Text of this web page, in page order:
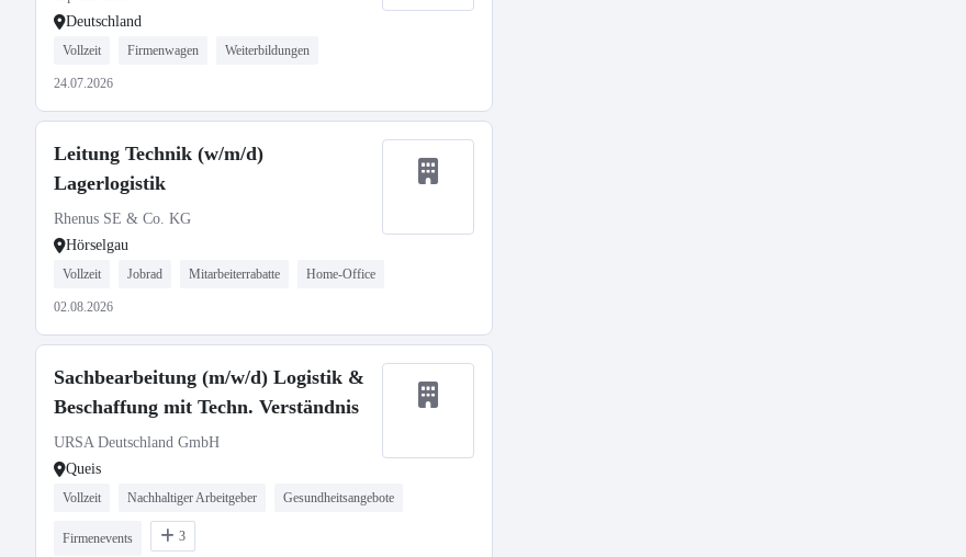
Deutschland
Vollzeit Firmenwagen Weiterbildungen
24.07.2026
Leitung Technik (w/m/d)
Lagerlogistik
Rhenus SE & Co. KG
Hörselgau
Vollzeit Jobrad Mitarbeiterrabatte Home-Office
02.08.2026
Sachbearbeitung (m/w/d) Logistik &
Beschaffung mit Techn. Verständnis
URSA Deutschland GmbH
Queis
Vollzeit Nachhaltiger Arbeitgeber Gesundheitsangebote
Firmenevents 3